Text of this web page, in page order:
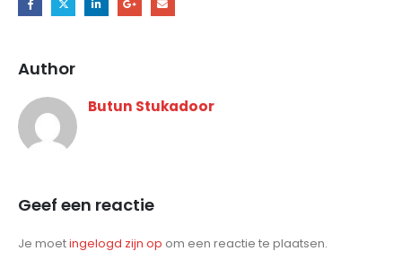
Author
Butun Stukadoor
Geef een reactie
Je moetingelogd zijn op om een reactie te plaatsen.